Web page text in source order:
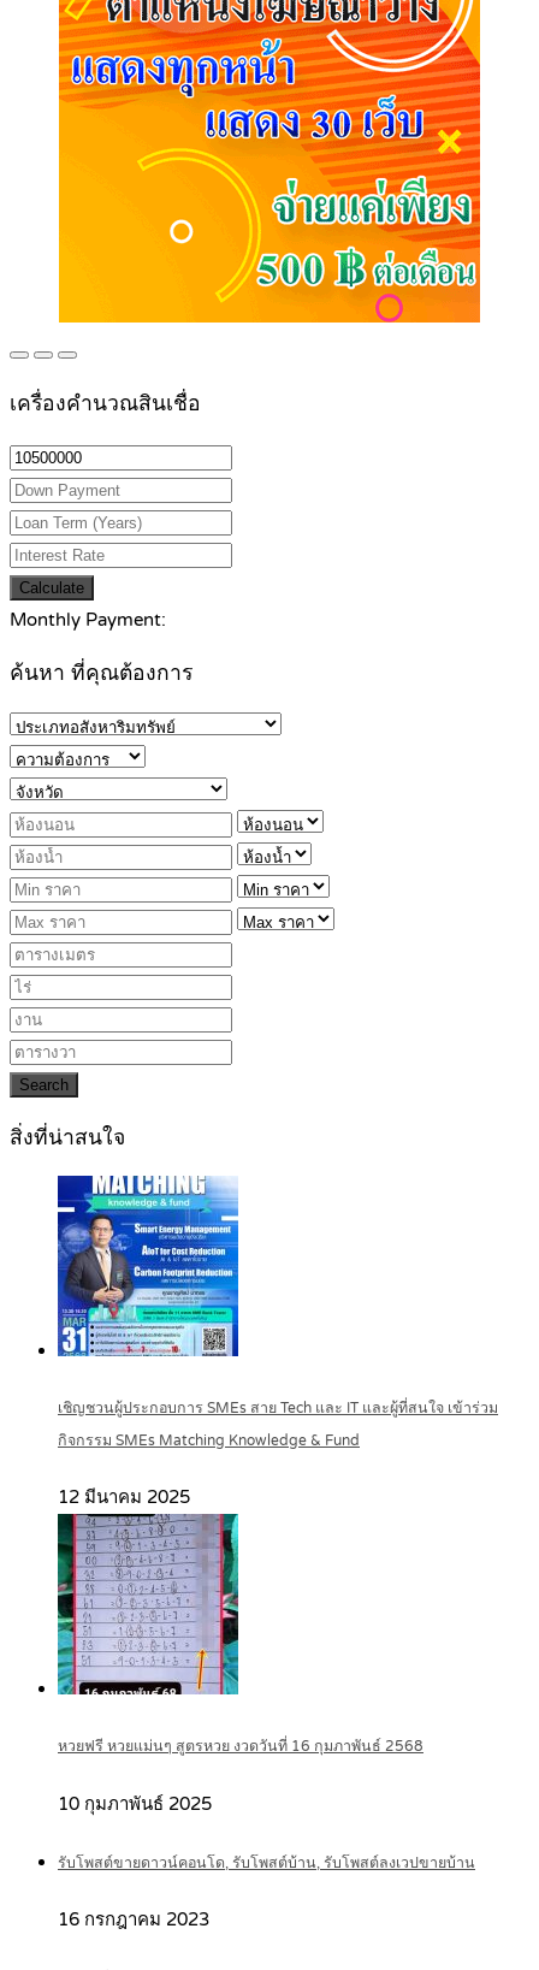
เครื่องคำนวณสินเชื่อ
Calculate
Monthly Payment:
ค้นหา ที่คุณต้องการ
Search
สิ่งที่น่าสนใจ
เชิญชวนผู้ประกอบการ SMEs สาย Tech และ IT และผู้ที่สนใจ เข้าร่วม
กิจกรรม SMEs Matching Knowledge & Fund
12 มีนาคม 2025
หวยฟรี หวยแม่นๆ สูตรหวย งวดวันที่ 16 กุมภาพันธ์ 2568
10 กุมภาพันธ์ 2025
รับโพสต์ขายดาวน์คอนโด, รับโพสต์บ้าน, รับโพสต์ลงเวปขายบ้าน
16 กรกฎาคม 2023